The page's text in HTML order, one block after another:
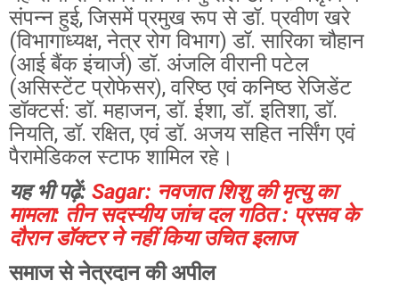
संपन्न हुई, जिसमें प्रमुख रूप से डॉ. प्रवीण खरे
(विभागाध्यक्ष, नेत्र रोग विभाग) डॉ. सारिका चौहान
(आई बैंक इंचार्ज) डॉ. अंजलि वीरानी पटेल
(असिस्टेंट प्रोफेसर), वरिष्ठ एवं कनिष्ठ रेजिडेंट
डॉक्टर्स: डॉ. महाजन, डॉ. ईशा, डॉ. इतिशा, डॉ.
नियति, डॉ. रक्षित, एवं डॉ. अजय सहित नर्सिंग एवं
पैरामेडिकल स्टाफ शामिल रहे।
यह भी पढ़ें: Sagar: नवजात शिशु की मृत्यु का
मामला: तीन सदस्यीय जांच दल गठित : प्रसव के
दौरान डॉक्टर ने नहीं किया उचित इलाज
समाज से नेत्रदान की अपील